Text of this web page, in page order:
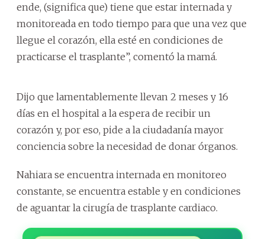
ende, (significa que) tiene que estar internada y
monitoreada en todo tiempo para que una vez que
llegue el corazón, ella esté en condiciones de
practicarse el trasplante”, comentó la mamá.
Dijo que lamentablemente llevan 2 meses y 16
días en el hospital a la espera de recibir un
corazón y, por eso, pide a la ciudadanía mayor
conciencia sobre la necesidad de donar órganos.
Nahiara se encuentra internada en monitoreo
constante, se encuentra estable y en condiciones
de aguantar la cirugía de trasplante cardiaco.